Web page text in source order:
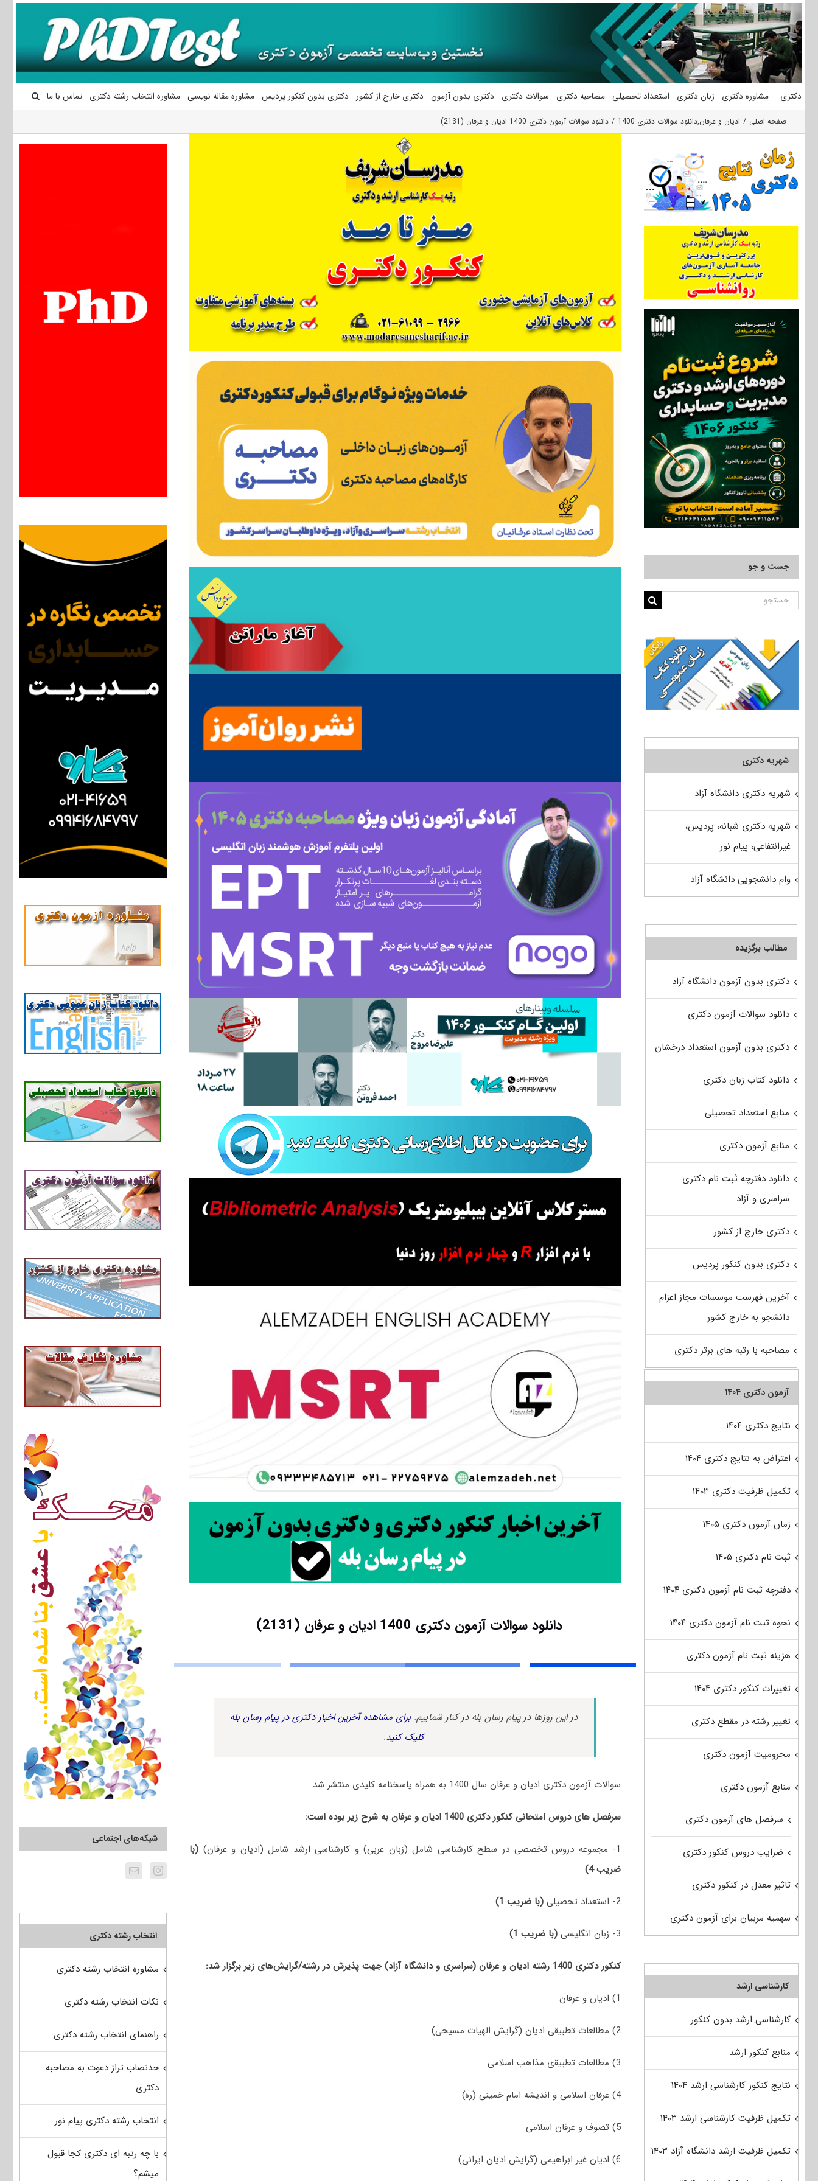
محتوا
دکتری مشاوره دکتری زبان دکتری استعداد تحصیلی مصاحبه دکتری سوالات دکتری دکتری بدون آزمون دکتری خارج از کشور دکتری بدون کنکور پردیس مشاوره مقاله نویسی مشاوره انتخاب رشته دکتری تماس با ما
صفحه اصلی ادیان و عرفان,دانلود سوالات دکتری 1400 دانلود سوالات آزمون دکتری 1400 ادیان و عرفان (2131)
دانلود سوالات آزمون دکتری 1400 ادیان و عرفان (2131)
در این روزها در پیام رسان بله در کنار شماییم. برای مشاهده آخرین اخبار دکتری در پیام رسان بله
کلیک کنید.
سوالات آزمون دکتری ادیان و عرفان سال 1400 به همراه پاسخنامه کلیدی منتشر شد.
سرفصل های دروس امتحانی کنکور دکتری 1400 ادیان و عرفان به شرح زیر بوده است:
1- مجموعه دروس تخصصی در سطح کارشناسی شامل (زبان عربی) و کارشناسی ارشد شامل (ادیان و عرفان)
(با
ضریب 4)
2- استعداد تحصیلی (با ضریب 1)
3- زبان انگلیسی (با ضریب 1)
کنکور دکتری 1400 رشته ادیان و عرفان (سراسری و دانشگاه آزاد) جهت پذیرش در رشته/گرایش‌های زیر برگزار شد:
1) ادﻳﺎن و ﻋﺮﻓﺎن
2) ﻣﻄﺎﻟﻌﺎت تطبیقی ادﻳﺎن (گرایش اﻟﻬﻴﺎت مسیحی)
3) ﻣﻄﺎﻟﻌﺎت ﺗﻄﺒﻴﻘی ﻣﺬاﻫﺐ اﺳﻼمی
4) ﻋﺮﻓﺎن اﺳﻼمی و اندیشه اﻣﺎم خمینی (ره)
5) ﺗﺼﻮف و ﻋﺮﻓﺎن اﺳﻼمی
6) ادﻳﺎن ﻏﻴﺮ اﺑﺮاهیمی (گرایش ادیان ایرانی)
شبکه‌های اجتماعی
انتخاب رشته دکتری
مشاوره انتخاب رشته دکتری
نکات انتخاب رشته دکتری
راهنمای انتخاب رشته دکتری
حدنصاب تراز دعوت به مصاحبه
دکتری
انتخاب رشته دکتری پیام نور
با چه رتبه ای دکتری کجا قبول
میشم؟
جست و جو
جستجو
شهریه دکتری
شهریه دکتری دانشگاه آزاد
شهریه دکتری شبانه، پردیس،
غیرانتفاعی، پیام نور
وام دانشجویی دانشگاه آزاد
مطالب برگزیده
دکتری بدون آزمون دانشگاه آزاد
دانلود سوالات آزمون دکتری
دکتری بدون آزمون استعداد درخشان
دانلود کتاب زبان دکتری
منابع استعداد تحصیلی
منابع آزمون دکتری
دانلود دفترچه ثبت نام دکتری
سراسری و آزاد
دکتری خارج از کشور
دکتری بدون کنکور پردیس
آخرین فهرست موسسات مجاز اعزام
دانشجو به خارج کشور
مصاحبه با رتبه های برتر دکتری
آزمون دکتری ۱۴۰۴
نتایج دکتری ۱۴۰۴
اعتراض به نتایج دکتری ۱۴۰۴
تکمیل ظرفیت دکتری ۱۴۰۳
زمان آزمون دکتری ۱۴۰۵
ثبت نام دکتری ۱۴۰۵
دفترچه ثبت نام آزمون دکتری ۱۴۰۴
نحوه ثبت نام آزمون دکتری ۱۴۰۴
هزینه ثبت نام آزمون دکتری
تغییرات کنکور دکتری ۱۴۰۴
تغییر رشته در مقطع دکتری
محرومیت آزمون دکتری
منابع آزمون دکتری
سرفصل های آزمون دکتری
ضرایب دروس کنکور دکتری
تاثیر معدل در کنکور دکتری
سهمیه مربیان برای آزمون دکتری
کارشناسی ارشد
کارشناسی ارشد بدون کنکور
منابع کنکور ارشد
نتایج کنکور کارشناسی ارشد ۱۴۰۴
تکمیل ظرفیت کارشناسی ارشد ۱۴۰۳
تکمیل ظرفیت ارشد دانشگاه آزاد ۱۴۰۳